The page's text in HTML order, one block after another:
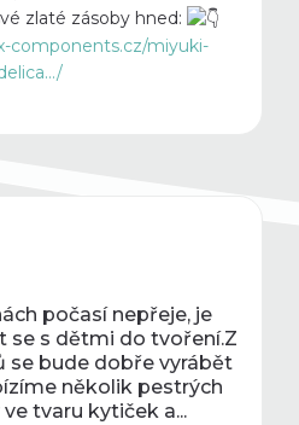
zlaté zásoby hned:
components.cz/miyuki-
počasí nepřeje, je
se s dětmi do tvoření.Z
se bude dobře vyrábět
několik pestrých
tvaru kytiček a...